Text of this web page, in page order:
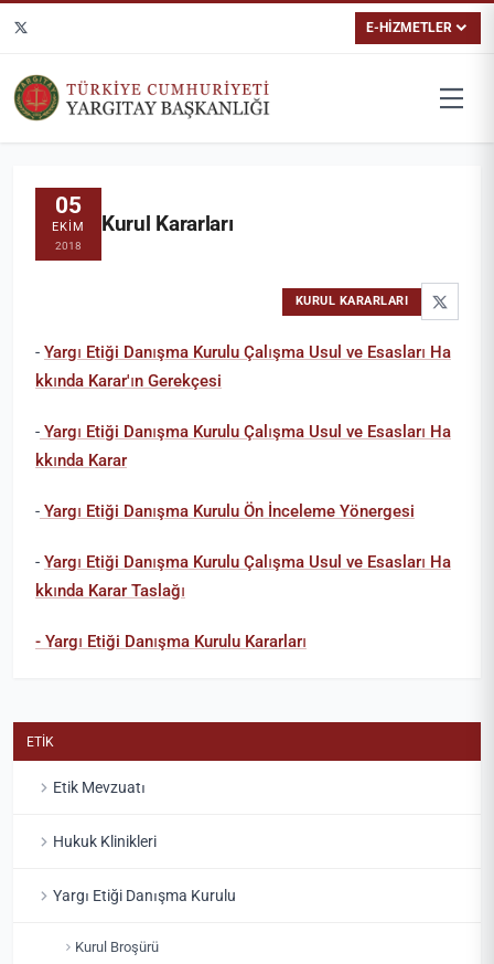
E-HİZMETLER
05
EKIM
2018
Kurul Kararları
KURUL KARARLARI
- Yargı Etiği Danışma Kurulu Çalışma Usul ve Esasları Ha
kkında Karar'ın Gerekçesi
- Yargı Etiği Danışma Kurulu Çalışma Usul ve Esasları Ha
kkında Karar
- Yargı Etiği Danışma Kurulu Ön İnceleme Yönergesi
- Yargı Etiği Danışma Kurulu Çalışma Usul ve Esasları Ha
kkında Karar Taslağı
- Yargı Etiği Danışma Kurulu Kararları
ETİK
Etik Mevzuatı
Hukuk Klinikleri
Yargı Etiği Danışma Kurulu
Kurul Broşürü